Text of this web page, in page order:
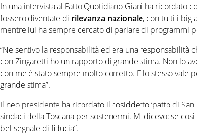
In una intervista al Fatto Quotidiano Giani ha ricordato
fossero diventate di rilevanza nazionale, con tutti i big
mentre lui ha sempre cercato di parlare di programmi
“Ne sentivo la responsabilità ed era una responsabilità
con Zingaretti ho un rapporto di grande stima. Non lo
con me è stato sempre molto corretto. E lo stesso vale
grande stima”.
Il neo presidente ha ricordato il cosiddetto ‘patto di San
sindaci della Toscana per sostenermi. Mi dicevo: se
bel segnale di fiducia”.